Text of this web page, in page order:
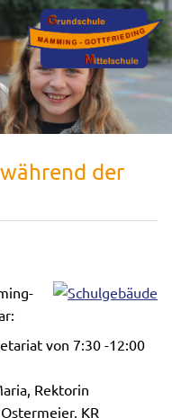
der
von 7:30 -12:00
Rektorin
KR